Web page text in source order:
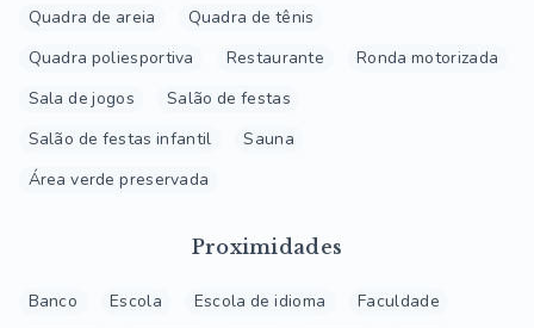
Quadra de areia
Quadra de tênis
Quadra poliesportiva
Restaurante
Ronda motorizada
Sala de jogos
Salão de festas
Salão de festas infantil
Sauna
Área verde preservada
Proximidades
Banco Escola Escola de idioma
Faculdade